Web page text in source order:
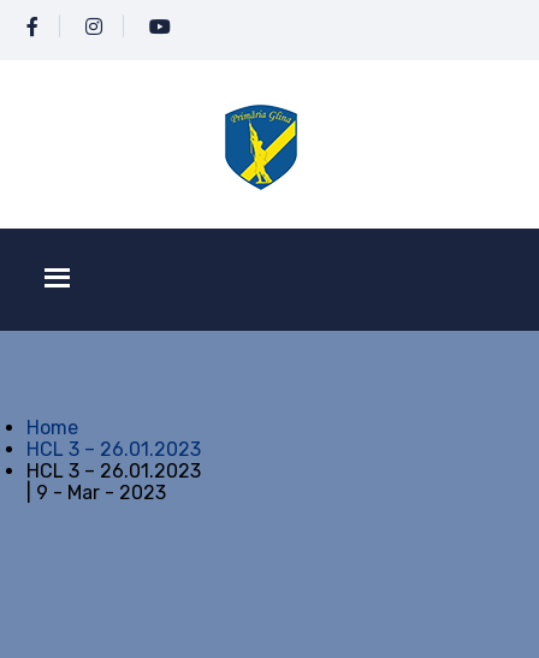
Home
HCL 3 – 26.01.2023
HCL 3 – 26.01.2023
| 9 - Mar - 2023